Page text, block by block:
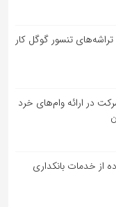
تنسور گوگل کار
در ارائه وام‌های خرد
از خدمات بانکداری